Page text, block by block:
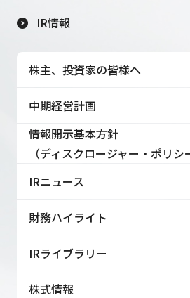
IR情報
株主、投資家の皆様へ
中期経営計画
情報開示基本方針
（ディスクロージャー・ポリシ
IRニュース
財務ハイライト
IRライブラリー
株式情報